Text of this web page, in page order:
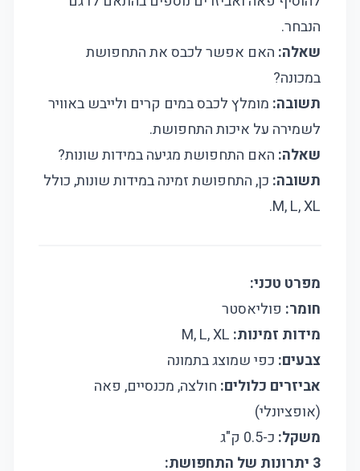
הנבחר.
שאלה: האם אפשר לכבס את התחפושת
במכונה?
תשובה: מומלץ לכבס במים קרים ולייבש באוויר
לשמירה על איכות התחפושת.
שאלה: האם התחפושת מגיעה במידות שונות?
תשובה: כן, התחפושת זמינה במידות שונות, כולל
M, L, XL.
מפרט טכני:
חומר: פוליאסטר
מידות זמינות:
צבעים: כפי שמוצג בתמונה
אביזרים כלולים: חולצה, מכנסיים, פאה
(אופציונלי)
משקל: כ-0.5 ק"ג
3 יתרונות של התחפושת: